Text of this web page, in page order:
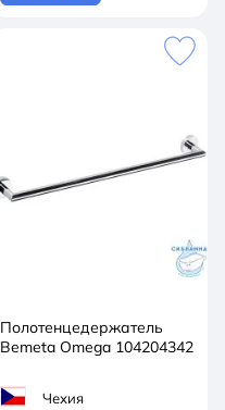
Полотенцедержатель
Bemeta Omega 104204342
Чехия